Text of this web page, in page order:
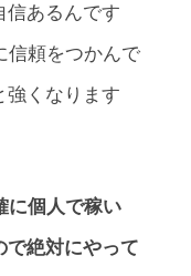
信あるんです
信頼をつかんで
強くなります
に個人で稼い
で絶対にやって